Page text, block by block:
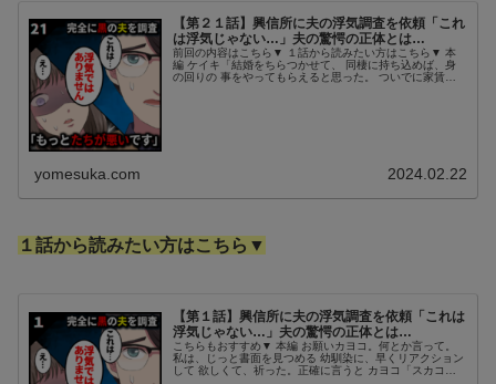
【第２１話】興信所に夫の浮気調査を依頼「これ
は浮気じゃない…」夫の驚愕の正体とは…
前回の内容はこちら▼ １話から読みたい方はこちら▼ 本
編 ケイキ「結婚をちらつかせて、 同棲に持ち込めば、身
の回りの 事をやってもらえると思った。 ついでに家賃も
yomesuka.com 2024.02.22
１話から読みたい方はこちら▼
【第１話】興信所に夫の浮気調査を依頼「これは
浮気じゃない…」夫の驚愕の正体とは…
こちらもおすすめ▼ 本編 お願いカヨコ。何とか言って。
私は、じっと書面を見つめる 幼馴染に、早くリアクション
して 欲しくて、祈った。正確に言うと カヨコ「スカコの